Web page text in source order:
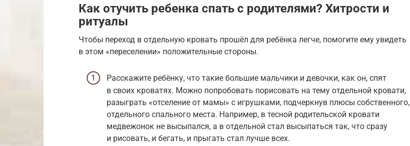
Как отучить ребенка спать с родителями? Хитрости и
ритуалы
Чтобы переход в отдельную кровать прошёл для ребёнка легче, помогите ему увидеть
в этом «переселении» положительные стороны.
Расскажите ребёнку, что такие большие мальчики и девочки, как он, спят
в своих кроватях. Можно попробовать порисовать на тему отдельной кровати,
разыграть «отселение от мамы» с игрушками, подчеркнув плюсы собственного,
отдельного спального места. Например, в тесной родительской кровати
медвежонок не высыпался, а в отдельной стал высыпаться так, что сразу
и рисовать, и бегать, и прыгать стал лучше всех.